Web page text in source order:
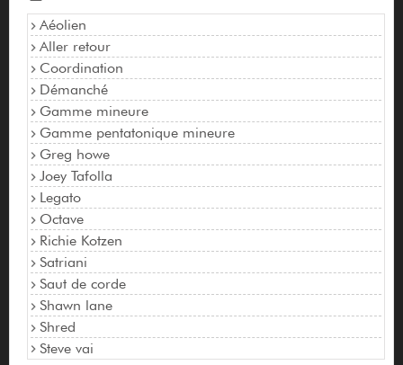
Aéolien
Aller retour
Coordination
Démanché
Gamme mineure
Gamme pentatonique mineure
Greg howe
Joey Tafolla
Legato
Octave
Richie Kotzen
Satriani
Saut de corde
Shawn lane
Shred
Steve vai